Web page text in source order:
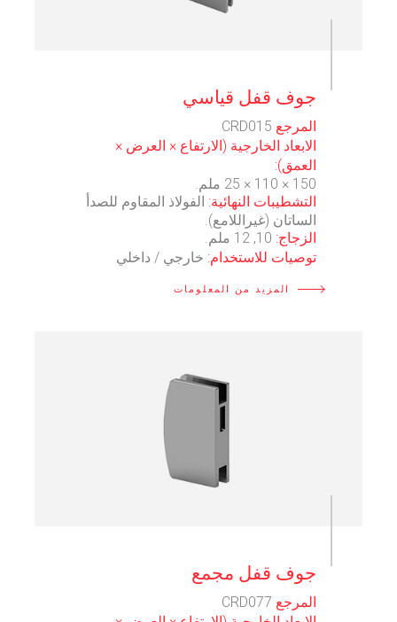
جوف قفل قياسي
المرجع
الابعاد الخارجية (الارتفاع × العرض ×
العمق):
150 × 110 × 25 ملم.
التشطيبات النهائية: الفولاذ المقاوم للصدأ
الساتان (غيراللامع).
الزجاج:
توصيات للاستخدام: خارجي / داخلي
المزيد من المعلومات
جوف قفل مجمع
المرجع